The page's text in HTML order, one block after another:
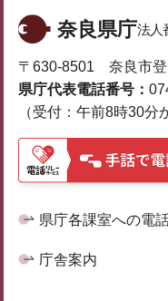
奈良県庁法人
〒630-8501 奈良市登
県庁代表電話番号：
（受付：午前8時30分
県庁各課室への電
庁舎案内